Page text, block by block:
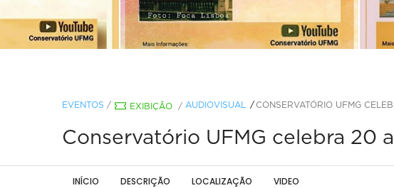
EVENTOS / EXIBIÇÃO / AUDIOVISUAL CONSERVATÓRIO UFMG
Conservatório UFMG celebra 20
INÍCIO DESCRIÇÃO LOCALIZAÇÃO VIDEO